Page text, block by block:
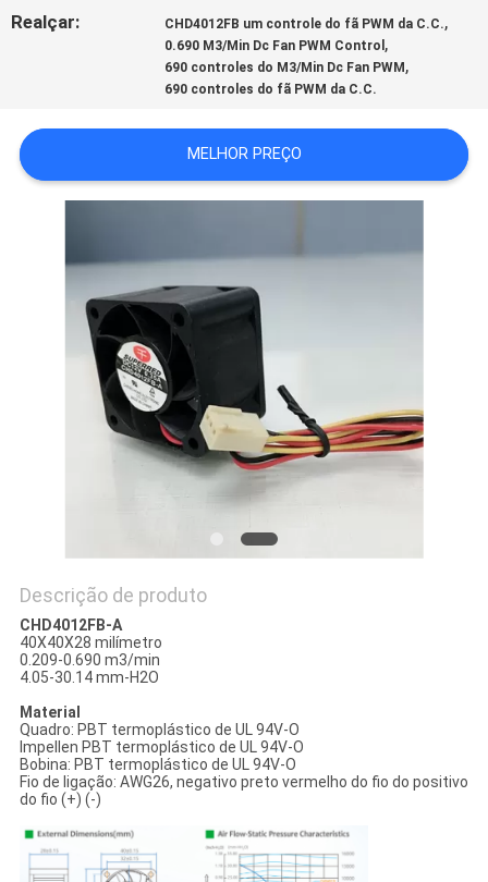
PEÇA
UMAS
MAPA
PRIVACY
Realçar: CHD4012FB um controle do fã PWM da C.C.,
0.690 M3/Min Dc Fan PWM Control ,
690 controles do M3/Min Dc Fan PWM ,
690 controles do fã PWM da C.C.
MELHOR PREÇO
Descrição de produto
CHD4012FB-A
40X40X28 milímetro
0.209-0.690 m3/min
4.05-30.14 mm-H2O
Material
Quadro: PBT termoplástico de UL 94V-O
Impellen PBT termoplástico de UL 94V-O
Bobina: PBT termoplástico de UL 94V-O
Fio de ligação: AWG26, negativo preto vermelho do fio do positivo
do fio (+) (-)